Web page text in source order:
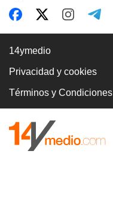
14ymedio
Privacidad y cookies
Términos y Condiciones